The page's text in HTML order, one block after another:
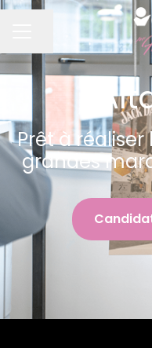
MENU CARRIÈRE
Partager la page
Prêt à
grandes